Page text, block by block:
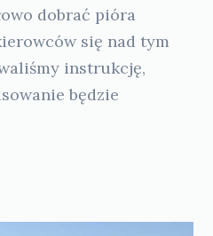
dobrać pióra
się nad tym
instrukcję,
będzie